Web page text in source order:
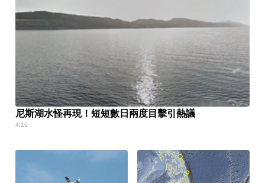
尼斯湖水怪再現！短短數日兩度目擊引熱議
4/16